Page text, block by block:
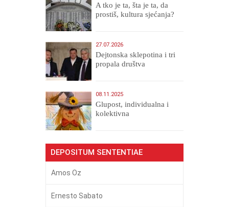
A tko je ta, šta je ta, da
prostiš, kultura sjećanja?
27.07.2026
Dejtonska sklepotina i tri
propala društva
08.11.2025
Glupost, individualna i
kolektivna
DEPOSITUM SENTENTIAE
Amos Oz
Ernesto Sabato